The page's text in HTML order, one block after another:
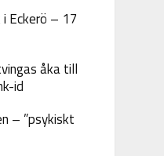
Eckerö – 17
åka till
id
– ”psykiskt